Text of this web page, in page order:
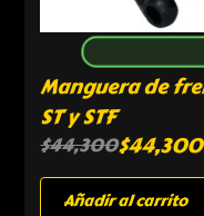
Manguera de
ST y STF
$44,300$44,300
Añadir al carrito